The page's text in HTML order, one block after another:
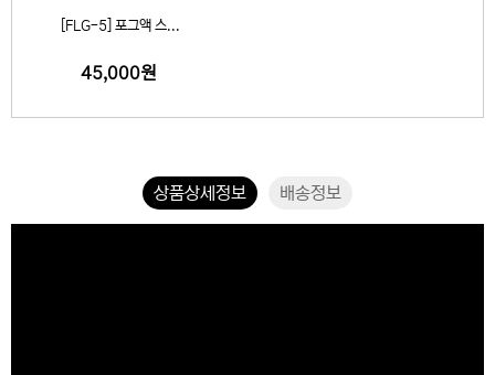
[FLG-5] 포그액 스...
45,000원
상품상세정보 배송정보